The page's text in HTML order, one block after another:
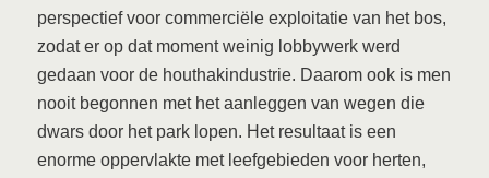
perspectief voor commerciële exploitatie van het bos,
zodat er op dat moment weinig lobbywerk werd
gedaan voor de houthakindustrie. Daarom ook is men
nooit begonnen met het aanleggen van wegen die
dwars door het park lopen. Het resultaat is een
enorme oppervlakte met leefgebieden voor herten,